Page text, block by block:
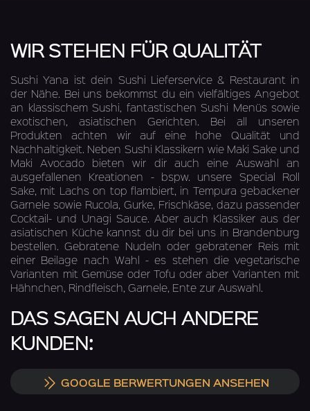
WIR STEHEN FÜR QUALITÄT
Sushi Yana ist dein Sushi Lieferservice & Restaurant in
der Nähe. Bei uns bekommst du ein vielfältiges Angebot
an klassischem Sushi, fantastischen Sushi Menüs sowie
exotischen, asiatischen Gerichten. Bei all unseren
Produkten achten wir auf eine hohe Qualität und
Nachhaltigkeit. Neben Sushi Klassikern wie Maki Sake und
Maki Avocado bieten wir dir auch eine Auswahl an
ausgefallenen Kreationen - bspw. unsere Special Roll
Sake, mit Lachs on top flambiert, in Tempura gebackener
Garnele sowie Rucola, Gurke, Frischkäse, dazu passender
Cocktail- und Unagi Sauce. Aber auch Klassiker aus der
asiatischen Küche kannst du dir bei uns in Brandenburg
bestellen. Gebratene Nudeln oder gebratener Reis mit
einer Beilage nach Wahl - es stehen die vegetarische
Varianten mit Gemüse oder Tofu oder aber Varianten mit
Hähnchen, Rindfleisch, Garnele, Ente zur Auswahl.
DAS SAGEN AUCH ANDERE
KUNDEN:
GOOGLE BERWERTUNGEN ANSEHEN